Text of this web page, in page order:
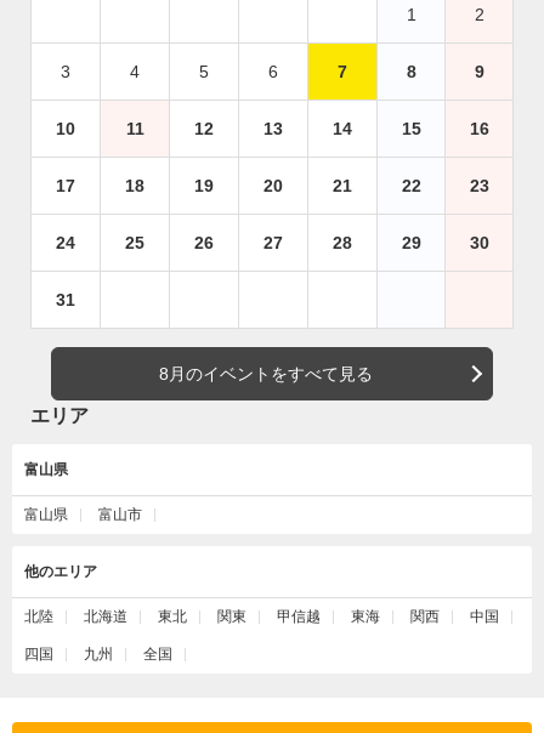
1 2
3 4 5 6 7 8 9
10 11 12 13 14 15 16
17 18 19 20 21 22 23
24 25 26 27 28 29 30
31
8月のイベントをすべて見る
エリア
富山県
富山県 富山市
他のエリア
北陸 北海道 東北 関東 甲信越 東海 関西 中国
四国 九州 全国